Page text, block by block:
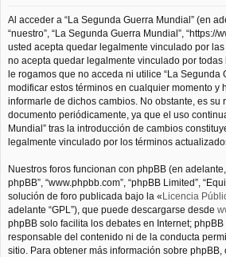
Al acceder a “La Segunda Guerra Mundial” (en
“nuestro”, “La Segunda Guerra Mundial”, “https://
usted acepta quedar legalmente vinculado por
no acepta quedar legalmente vinculado por
le rogamos que no acceda ni utilice “La Segunda
modificar estos términos en cualquier momento y
informarle de dichos cambios. No obstante, es su
documento periódicamente, ya que el uso
Mundial” tras la introducción de cambios
legalmente vinculado por los términos
Nuestros foros funcionan con phpBB (en adelante,
phpBB”, “www.phpbb.com”, “phpBB Limited”,
solución de foro publicada bajo la «Licencia
adelante “GPL”), que puede descargarse desde
phpBB solo facilita los debates en Internet;
responsable del contenido ni de la conducta
sitio. Para obtener más información sobre phpBB,